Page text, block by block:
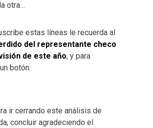
otra…
estas líneas le recuerda al
del representante checo
de este año, y para
botón:
ir cerrando este análisis de
concluir agradeciendo el